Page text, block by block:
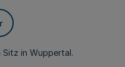
in Wuppertal.